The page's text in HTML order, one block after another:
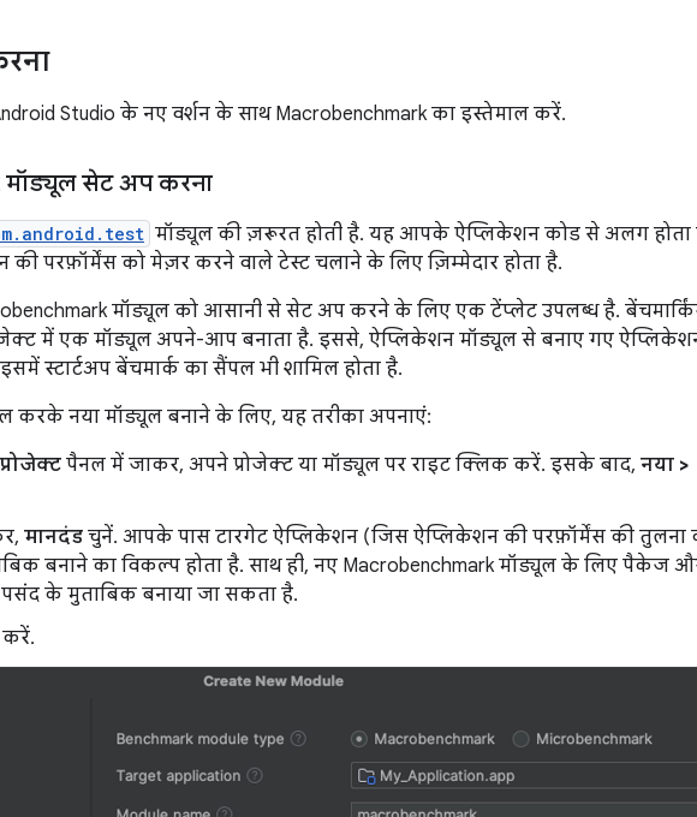
Studio के नए वर्शन के साथ Macrobenchmark का इस्तेमाल करें.
सेट अप करना
मॉड्यूल की ज़रूरत होती है. यह आपके ऐप्लिकेशन कोड से अलग होता
परफ़ॉर्मेंस को मेज़र करने वाले टेस्ट चलाने के लिए ज़िम्मेदार होता है.
मॉड्यूल को आसानी से सेट अप करने के लिए एक टेंप्लेट उपलब्ध है.
में एक मॉड्यूल अपने-आप बनाता है. इससे, ऐप्लिकेशन मॉड्यूल से बनाए गए
स्टार्टअप बेंचमार्क का सैंपल भी शामिल होता है.
करके नया मॉड्यूल बनाने के लिए, यह तरीका अपनाएं:
प्रोजेक्ट पैनल में जाकर, अपने प्रोजेक्ट या मॉड्यूल पर राइट क्लिक करें. इसके बाद, नया >
मानदंड चुनें. आपके पास टारगेट ऐप्लिकेशन (जिस ऐप्लिकेशन की परफ़ॉर्मेंस की तुलना
बनाने का विकल्प होता है. साथ ही, नए Macrobenchmark मॉड्यूल के लिए पैकेज
पसंद के मुताबिक बनाया जा सकता है.